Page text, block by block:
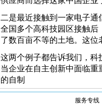
二是最近接触到一家电子
全国多个高科技园区接触
了数百亩不等的土地。这
这两个例子都告诉我们，
当企业在自主创新中面临
的自制